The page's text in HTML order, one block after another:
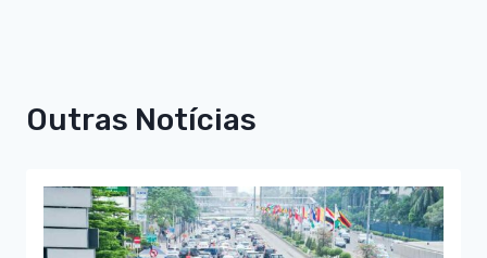
Outras Notícias